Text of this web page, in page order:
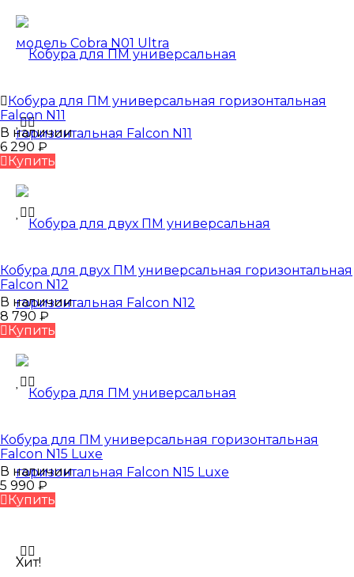
Кобура для ПМ универсальная горизонтальная
Falcon N11
В наличии
6 290 ₽
Купить
Кобура для двух ПМ универсальная горизонтальная
Falcon N12
В наличии
8 790 ₽
Купить
Кобура для ПМ универсальная горизонтальная
Falcon N15 Luxe
В наличии
5 990 ₽
Купить
Хит!